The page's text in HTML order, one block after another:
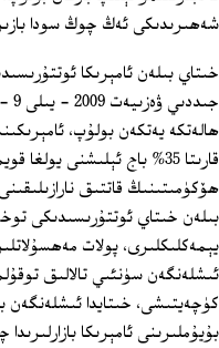
شەھىرىدىكى ئەڭ چوڭ سودا
خىتاي بىلەن ئامېرىكا
ھالەتكە يەتكەن بولۇپ،
قارىتا 35% باج ئېلىشنى
ھۆكۈمىتىنىڭ قاتتىق
بىلەن خىتاي ئوتتۇرىسىدىكى
يېمەكلىكلىرى، پولات
ئىشلەنگەن سۈنئىي تالالىق
كۈچەيتىشى، خىتايدا ئىشلەنگەن
بۇيۇملىرىنى ئامېرىكا